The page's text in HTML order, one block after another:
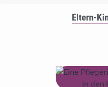
Eltern-